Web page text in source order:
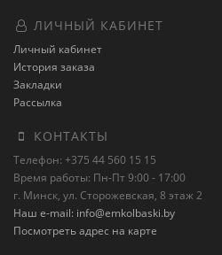
ЛИЧНЫЙ КАБИНЕТ
Личный кабинет
История заказа
Закладки
Рассылка
КОНТАКТЫ
Телефон: +375 44 560 15 15
Время работы: Пн-Пт 9:00 - 17:00
г. Минск, ул. Сторожевская, 8 этаж 2
Наш e-mail: info@emkolbaski.by
Посмотреть адрес на карте